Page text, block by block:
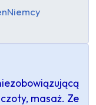
Niemcy
masaż. Ze